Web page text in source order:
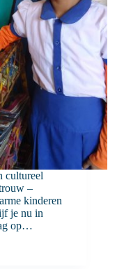
cultureel
–
kinderen
je nu in
op…